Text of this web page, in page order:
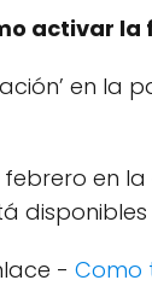
activar la
en
febrero
- Como